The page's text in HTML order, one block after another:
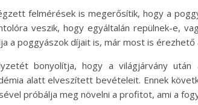
felmérések is megerősítik, hogy a
veszik, hogy egyáltalán repülnek-e,
a poggyászok díjait is, már most is
bonyolítja, hogy a világjárvány
alatt elveszített bevételeit. Ennek
próbálja meg növelni a profitot, ami a